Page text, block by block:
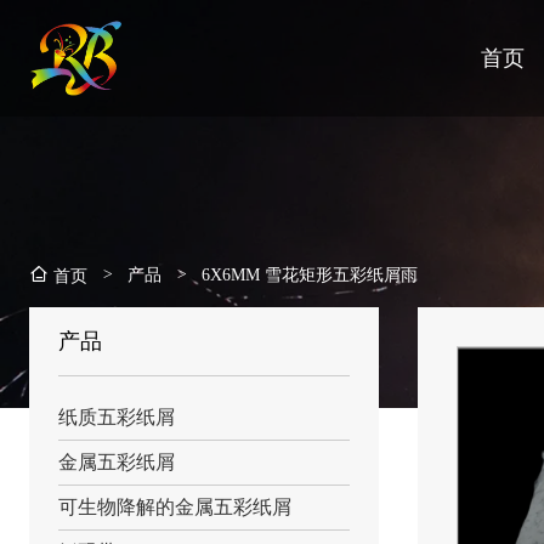
首页
首页 > 产品 > 6X6MM 雪花矩形五彩纸屑雨
产品
纸质五彩纸屑
金属五彩纸屑
可生物降解的金属五彩纸屑